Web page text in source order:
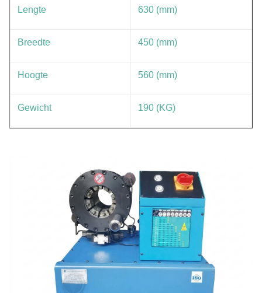
Lengte 630 (mm)
Breedte 450 (mm)
Hoogte 560 (mm)
Gewicht 190 (KG)